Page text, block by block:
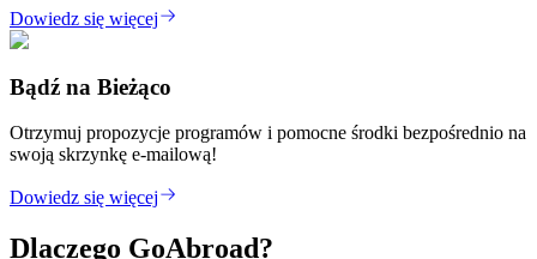
Dowiedz się więcej
Bądź na Bieżąco
Otrzymuj propozycje programów i pomocne środki bezpośrednio na
swoją skrzynkę e-mailową!
Dowiedz się więcej
Dlaczego GoAbroad?